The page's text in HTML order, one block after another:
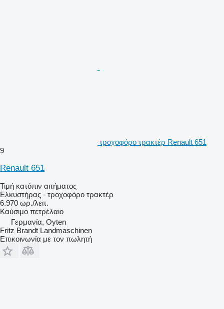
τροχοφόρο τρακτέρ Renault 651
9
Renault 651
Τιμή κατόπιν αιτήματος
Ελκυστήρας - τροχοφόρο τρακτέρ
6.970 ωρ./λειτ.
Καύσιμο πετρέλαιο
Γερμανία, Oyten
Fritz Brandt Landmaschinen
Επικοινωνία με τον πωλητή